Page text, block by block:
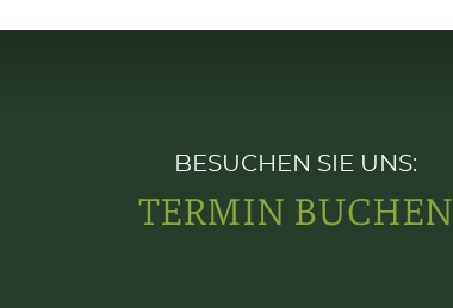
BESUCHEN SIE UNS:
TERMIN BUCHEN